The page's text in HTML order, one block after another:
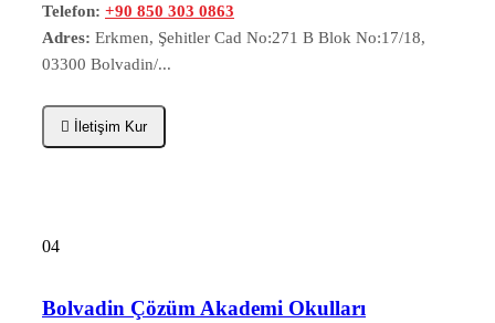
Telefon: +90 850 303 0863
Adres: Erkmen, Şehitler Cad No:271 B Blok No:17/18,
03300 Bolvadin/...
İletişim Kur
04
Bolvadin Çözüm Akademi Okulları